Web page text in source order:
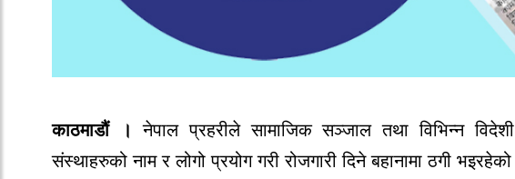
काठमाडौं । नेपाल प्रहरीले सामाजिक सञ्जाल तथा विभिन्न विदेशी
संस्थाहरुको नाम र लोगो प्रयोग गरी रोजगारी दिने बहानामा ठगी भइरहेको